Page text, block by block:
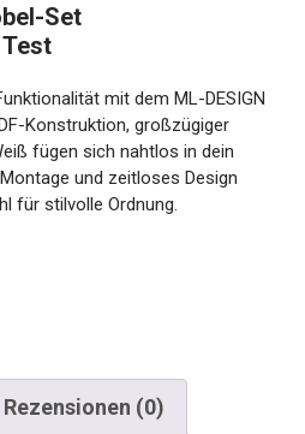
Set
mit dem ML-DESIGN
Konstruktion, großzügiger
fügen sich nahtlos in dein
und zeitloses Design
für stilvolle Ordnung.
Rezensionen (0)